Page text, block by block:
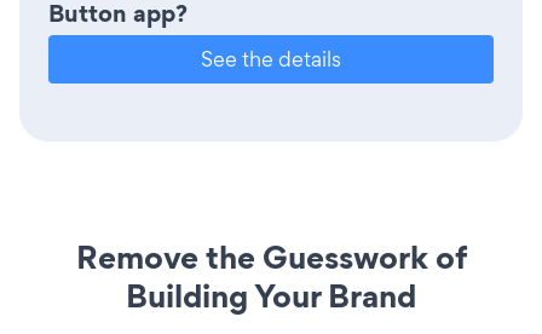
Button app?
See the details
Remove the Guesswork of
Building Your Brand